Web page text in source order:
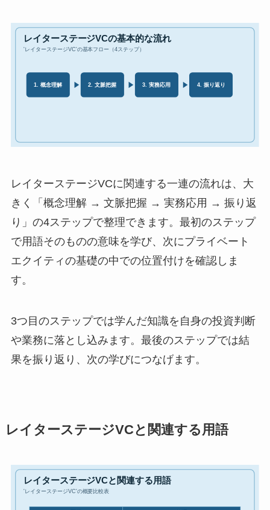
レイターステージVCに関連する一連の流れは、大
きく「概念理解 → 文脈把握 → 実務応用 → 振り返
り」の4ステップで整理できます。最初のステップ
で用語そのものの意味を学び、次にプライベート
エクイティの基礎の中での位置付けを確認しま
す。
3つ目のステップでは学んだ知識を自身の投資判断
や業務に落とし込みます。最後のステップでは結
果を振り返り、次の学びにつなげます。
レイターステージVCと関連する用語